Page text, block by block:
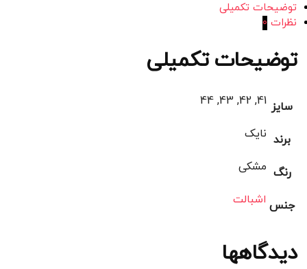
توضیحات تکمیلی
نظرات 0
توضیحات تکمیلی
سایز 41, 42, 43, 44
برند نایک
رنگ مشکی
جنس اشبالت
دیدگاهها